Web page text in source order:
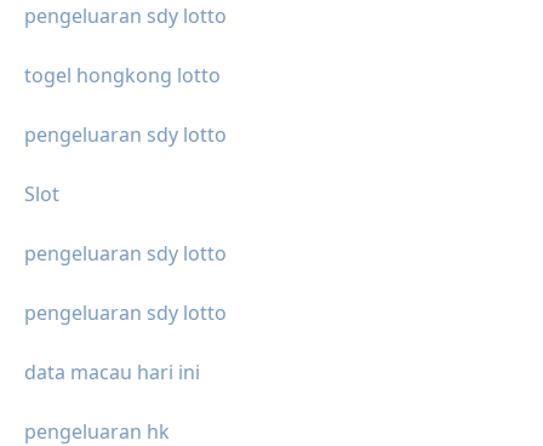
pengeluaran sdy lotto
togel hongkong lotto
pengeluaran sdy lotto
Slot
pengeluaran sdy lotto
pengeluaran sdy lotto
data macau hari ini
pengeluaran hk